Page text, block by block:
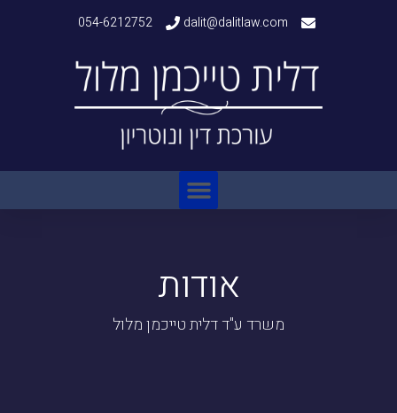
dalit@dalitlaw.com
054-6212752
אודות
משרד ע"ד דלית טייכמן מלול